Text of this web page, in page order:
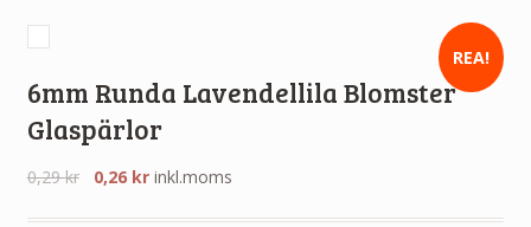
REA!
6mm Runda Lavendellila Blomster
Glaspärlor
0,29kr 0,26 kr inkl.moms